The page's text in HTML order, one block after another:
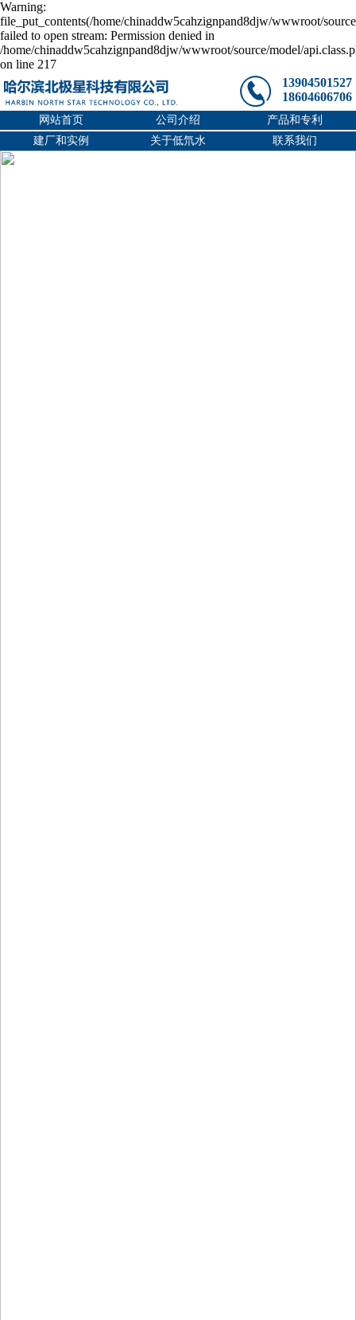
Warning:
file_put_contents(/home/chinaddw5cahzignpand8djw/wwwroot/
failed to open stream: Permission denied in
/home/chinaddw5cahzignpand8djw/wwwroot/source/model/
on line 217
13904501527
18604606706
网站首页 公司介绍
产品和专利
建厂和实例
关于低氘水 联系我们